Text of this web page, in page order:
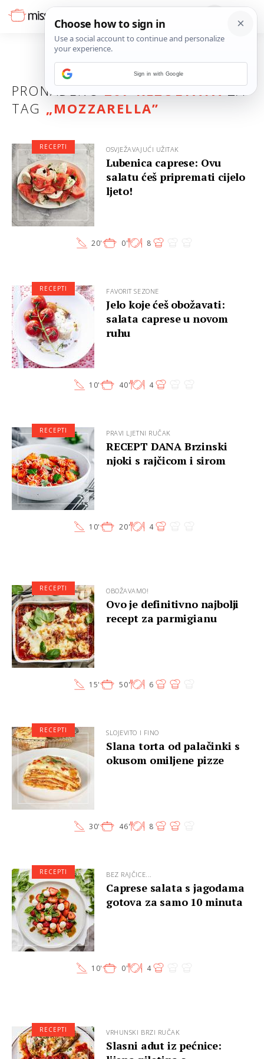
PRONAĐENO207 REZULTATAZA
TAG „MOZZARELLA”
OSVJEŽAVAJUĆI UŽITAK
Lubenica caprese: Ovu
salatu ćeš pripremati cijelo
ljeto!
20' 0' 8
RECEPTI
FAVORIT SEZONE
Jelo koje ćeš obožavati:
salata caprese u novom
ruhu
10' 40' 4
RECEPTI
PRAVI LJETNI RUČAK
RECEPT DANA Brzinski
njoki s rajčicom i sirom
10' 20' 4
RECEPTI
OBOŽAVAMO!
Ovo je definitivno najbolji
recept za parmigianu
15' 50' 6
RECEPTI
SLOJEVITO I FINO
Slana torta od palačinki s
okusom omiljene pizze
30' 46' 8
RECEPTI
BEZ RAJČICE...
Caprese salata s jagodama
gotova za samo 10 minuta
10' 0' 4
RECEPTI
VRHUNSKI BRZI RUČAK
Slasni adut iz pećnice:
RECEPTI
Sign in with Google